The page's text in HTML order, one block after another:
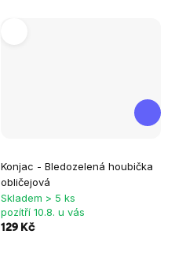
Konjac - Bledozelená houbička
obličejová
Skladem > 5 ks
pozítří 10.8. u vás
129 Kč